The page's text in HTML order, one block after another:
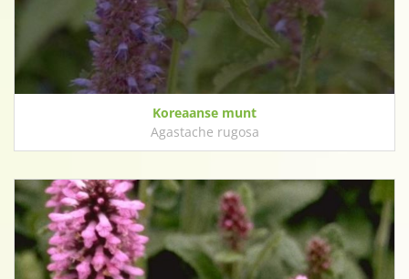
Koreaanse munt
Agastache rugosa